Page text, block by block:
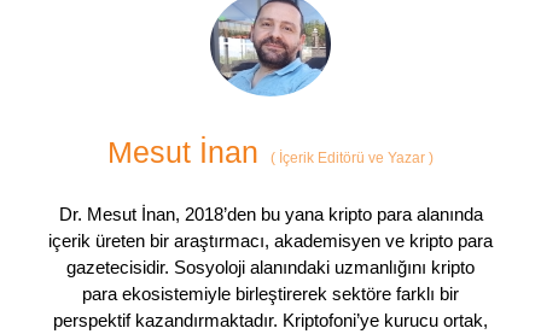
Mesut İnan ( İçerik Editörü ve Yazar )
Dr. Mesut İnan, 2018’den bu yana kripto para alanında
içerik üreten bir araştırmacı, akademisyen ve kripto para
gazetecisidir. Sosyoloji alanındaki uzmanlığını kripto
para ekosistemiyle birleştirerek sektöre farklı bir
perspektif kazandırmaktadır. Kriptofoni’ye kurucu ortak,